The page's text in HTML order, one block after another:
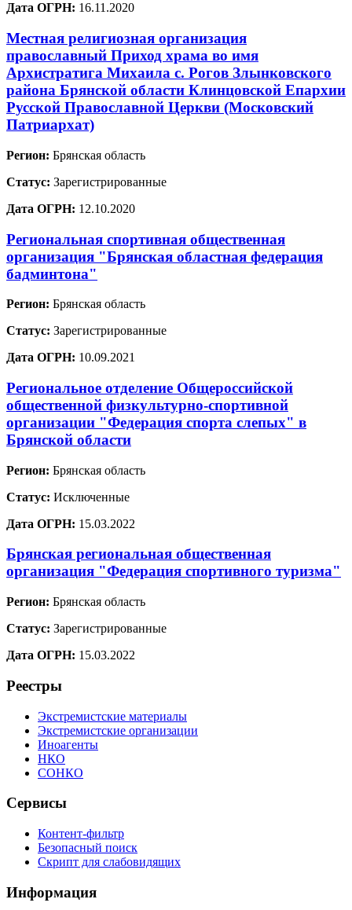
Дата ОГРН: 16.11.2020
Местная религиозная организация
православный Приход храма во имя
Архистратига Михаила с. Рогов Злынковского
района Брянской области Клинцовской Епархии
Русской Православной Церкви (Московский
Патриархат)
Регион: Брянская область
Статус: Зарегистрированные
Дата ОГРН: 12.10.2020
Региональная спортивная общественная
организация "Брянская областная федерация
бадминтона"
Регион: Брянская область
Статус: Зарегистрированные
Дата ОГРН: 10.09.2021
Региональное отделение Общероссийской
общественной физкультурно-спортивной
организации "Федерация спорта слепых" в
Брянской области
Регион: Брянская область
Статус: Исключенные
Дата ОГРН: 15.03.2022
Брянская региональная общественная
организация "Федерация спортивного туризма"
Регион: Брянская область
Статус: Зарегистрированные
Дата ОГРН: 15.03.2022
Реестры
Экстремистские материалы
Экстремистские организации
Иноагенты
НКО
СОНКО
Сервисы
Контент-фильтр
Безопасный поиск
Скрипт для слабовидящих
Информация